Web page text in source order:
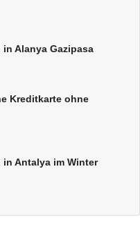
Alanya Gazipasa
Kreditkarte ohne
Antalya im Winter